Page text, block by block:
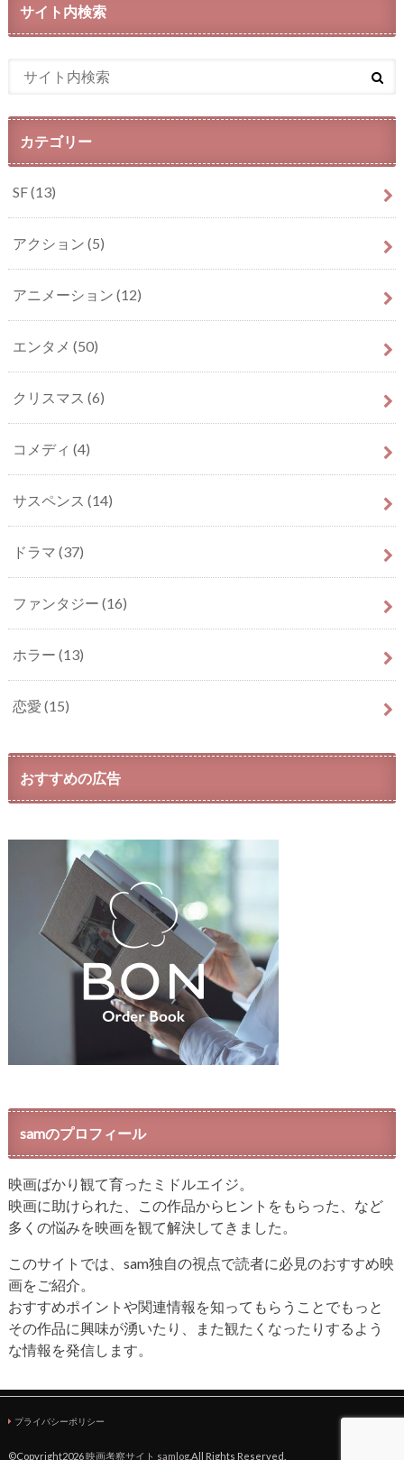
サイト内検索
カテゴリー
SF(13)
アクション (5)
アニメーション (12)
エンタメ (50)
クリスマス (6)
コメディ (4)
サスペンス (14)
ドラマ (37)
ファンタジー (16)
ホラー (13)
恋愛 (15)
おすすめの広告
samのプロフィール
映画ばかり観て育ったミドルエイジ。
映画に助けられた、この作品からヒントをもらった、など
多くの悩みを映画を観て解決してきました。
このサイトでは、sam独自の視点で読者に必見のおすすめ映
画をご紹介。
おすすめポイントや関連情報を知ってもらうことでもっと
その作品に興味が湧いたり、また観たくなったりするよう
な情報を発信します。
プライバシーポリシー
©Copyright2026映画考察サイト samlog.All Rights Reserved.